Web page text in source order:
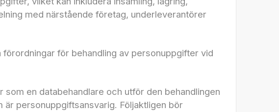
med närstående företag, underleverantörer
för behandling av personuppgifter vid
en databehandlare och utför den behandlingen
personuppgiftsansvarig. Följaktligen bör